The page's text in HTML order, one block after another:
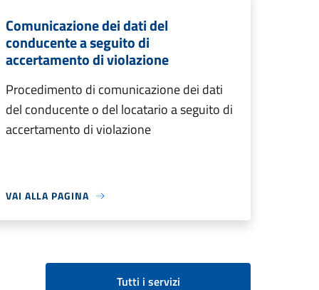
Comunicazione dei dati del
conducente a seguito di
accertamento di violazione
Procedimento di comunicazione dei dati
del conducente o del locatario a seguito di
accertamento di violazione
VAI ALLA PAGINA
Tutti i servizi